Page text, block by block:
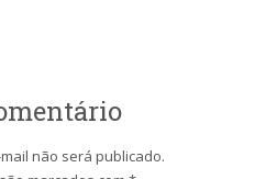
não será publicado.